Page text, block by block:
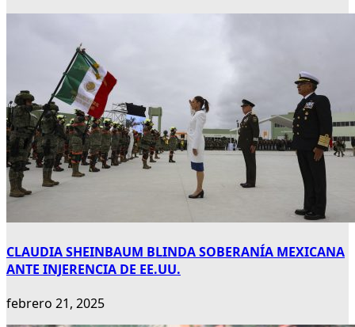
CLAUDIA SHEINBAUM BLINDA SOBERANÍA MEXICANA
ANTE INJERENCIA DE EE.UU.
febrero 21, 2025